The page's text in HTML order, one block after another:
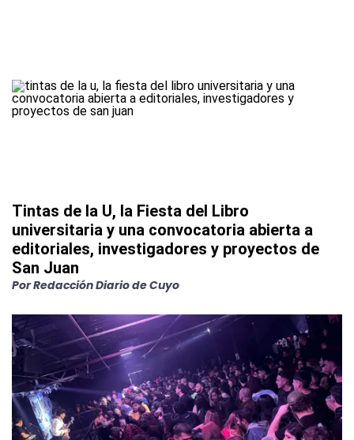
Tintas de la U, la Fiesta del Libro
universitaria y una convocatoria abierta a
editoriales, investigadores y proyectos de
San Juan
PorRedacción Diario de Cuyo